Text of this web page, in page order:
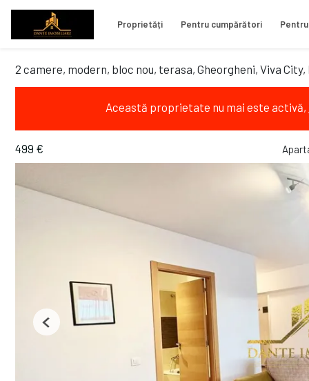
Proprietăți Pentru cumpărători
2 camere, modern, bloc nou, terasa, Gheorgheni, Viva City,
Această proprietate nu mai este activă,
499 €
Previous